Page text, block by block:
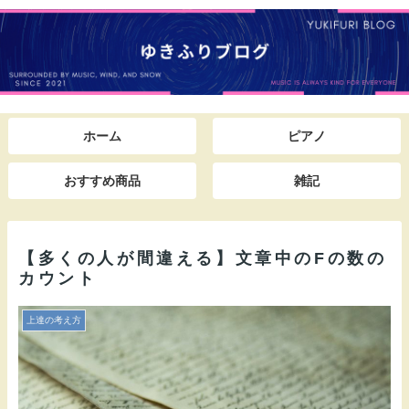
ホーム ピアノ
おすすめ商品 雑記
【多くの人が間違える】文章中のFの数の
カウント
上達の考え方